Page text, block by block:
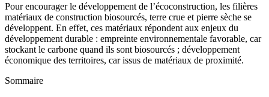
Pour encourager le développement de l’écoconstruction, les filières
matériaux de construction biosourcés, terre crue et pierre sèche se
développent. En effet, ces matériaux répondent aux enjeux du
développement durable : empreinte environnementale favorable, car
stockant le carbone quand ils sont biosourcés ; développement
économique des territoires, car issus de matériaux de proximité.
Sommaire